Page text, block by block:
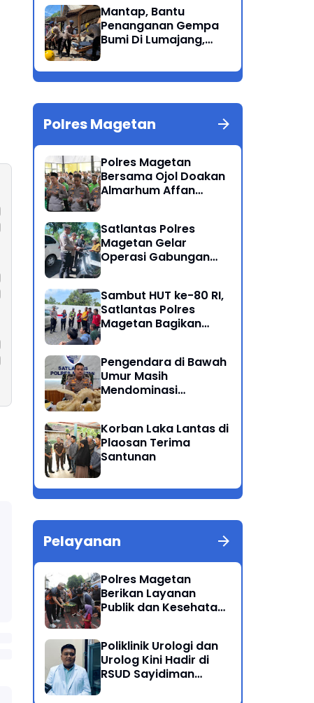
Dikalangan
Masyarakat Magetan
Mantap, Bantu
Penanganan Gempa
Bumi Di Lumajang,
berikan bantuan
Polres Magetan
Polres Magetan
Bersama Ojol Doakan
Almarhum Affan
Rasa di Jakarta
Satlantas Polres
Magetan Gelar
Operasi Gabungan
Sambut HUT ke-80 RI,
Satlantas Polres
Magetan Bagikan
Pengendara di Bawah
Umur Masih
Mendominasi
Korban Laka Lantas di
Plaosan Terima
Santunan
Pelayanan
Polres Magetan
Berikan Layanan
Publik dan Kesehatan
Poliklinik Urologi dan
Urolog Kini Hadir di
RSUD Sayidiman